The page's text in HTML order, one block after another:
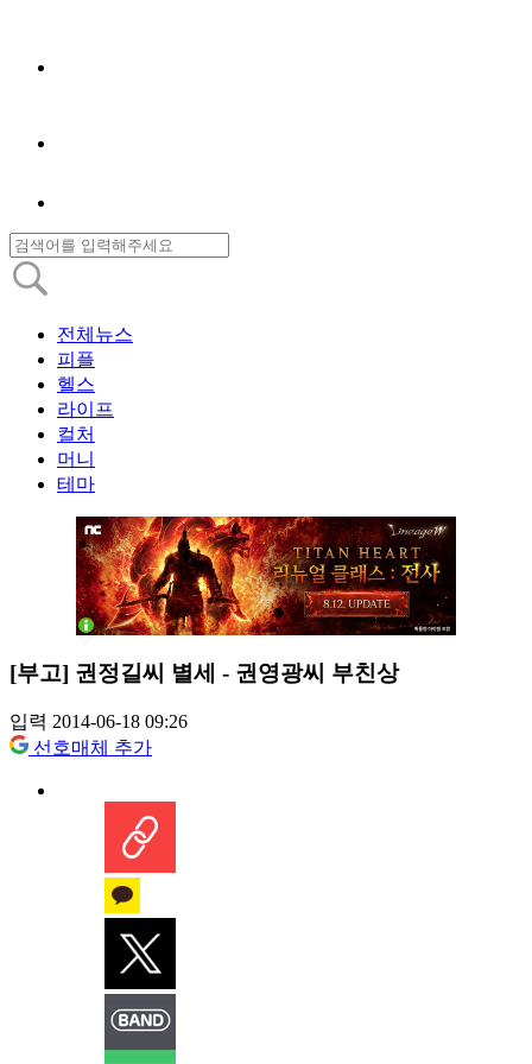
전체뉴스
피플
헬스
라이프
컬처
머니
테마
[부고] 권정길씨 별세 - 권영광씨 부친상
입력 2014-06-18 09:26
선호매체 추가